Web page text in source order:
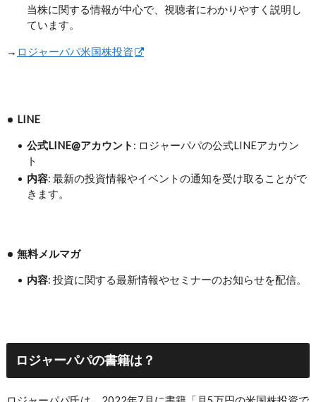
当株に関する情報が中心で、視聴者にわかりやすく説明し
ています。
→ ロジャーパパ米国株投資
LINE
公式LINE@アカウント : ロジャーパパの公式LINEアカウン
ト
内容: 最新の投資情報やイベントの通知を受け取ることがで
きます。
無料メルマガ
内容: 投資に関する最新情報やセミナーのお知らせを配信。
ロジャーパパの書籍は？